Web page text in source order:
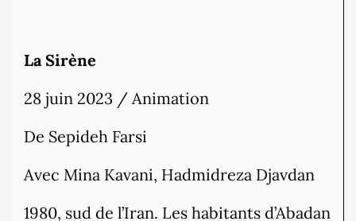
La Sirène
28 juin 2023 / Animation
De Sepideh Farsi
Avec Mina Kavani, Hadmidreza Djavdan
1980, sud de l’Iran. Les habitants d’Abadan